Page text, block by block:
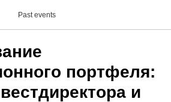
Past events
портфеля:
и